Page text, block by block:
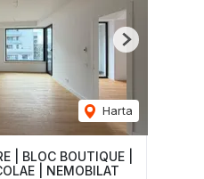
Harta
Next
| BLOC BOUTIQUE |
| NEMOBILAT